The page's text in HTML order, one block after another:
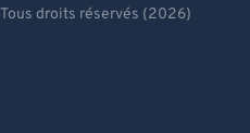
Tous droits réservés (2026)